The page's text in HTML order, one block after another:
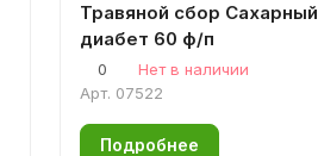
Травяной сбор Сахарный
диабет 60 ф/п
0
Нет в наличии
Арт. 07522
Подробнее